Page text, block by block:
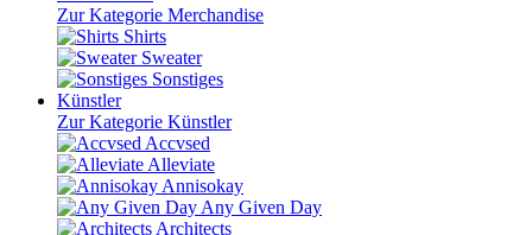
Zur Kategorie Merchandise
Shirts
Sweater
Sonstiges
Künstler
Zur Kategorie Künstler
Accvsed
Alleviate
Annisokay
Any Given Day
Architects